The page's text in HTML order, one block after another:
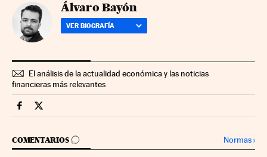
Álvaro Bayón
VER BIOGRAFÍA
El análisis de la actualidad económica y las noticias
financieras más relevantes
Mercados Financieros Cinco Días en Facebook
Mercados Financieros Cinco Días en Twitter
COMENTARIOS
IR A LOS COMENTARIOS Normas›